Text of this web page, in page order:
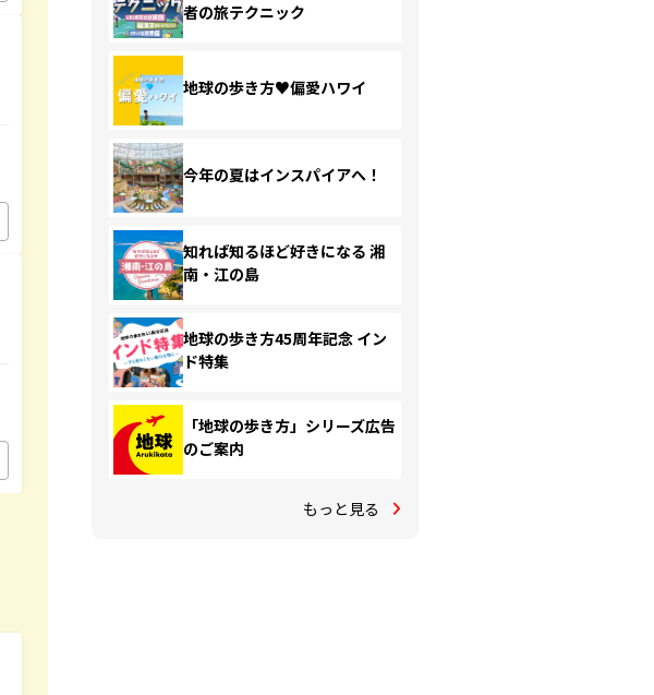
者の旅テクニック
地球の歩き方♥偏愛ハワイ
今年の夏はインスパイアへ！
知れば知るほど好きになる 湘
南・江の島
地球の歩き方45周年記念 イン
ド特集
「地球の歩き方」シリーズ広告
のご案内
もっと見る